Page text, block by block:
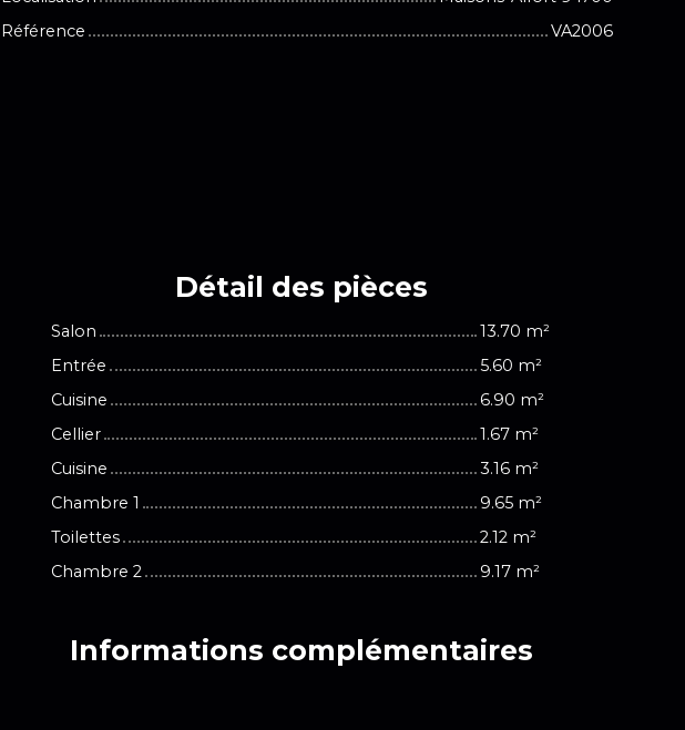
Référence
VA2006
Détail des pièces
Salon
13.70 m²
Entrée
5.60 m²
Cuisine
6.90 m²
Cellier
1.67 m²
Cuisine
3.16 m²
Chambre 1
9.65 m²
Toilettes
2.12 m²
Chambre 2
9.17 m²
Informations complémentaires